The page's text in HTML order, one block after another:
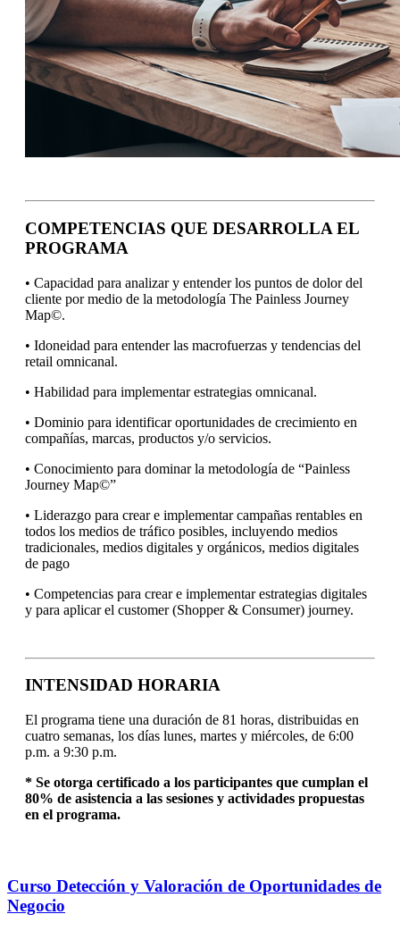
COMPETENCIAS QUE DESARROLLA EL
PROGRAMA
• Capacidad para analizar y entender los puntos de dolor del
cliente por medio de la metodología The Painless Journey
Map©.
• Idoneidad para entender las macrofuerzas y tendencias del
retail omnicanal.
• Habilidad para implementar estrategias omnicanal.
• Dominio para identificar oportunidades de crecimiento en
compañías, marcas, productos y/o servicios.
• Conocimiento para dominar la metodología de “Painless
Journey Map©”
• Liderazgo para crear e implementar campañas rentables en
todos los medios de tráfico posibles, incluyendo medios
tradicionales, medios digitales y orgánicos, medios digitales
de pago
• Competencias para crear e implementar estrategias digitales
y para aplicar el customer (Shopper & Consumer) journey.
INTENSIDAD HORARIA
El programa tiene una duración de 81 horas, distribuidas en
cuatro semanas, los días lunes, martes y miércoles, de 6:00
p.m. a 9:30 p.m.
* Se otorga certificado a los participantes que cumplan el
80% de asistencia a las sesiones y actividades propuestas
en el programa.
Curso Detección y Valoración de Oportunidades de
Negocio